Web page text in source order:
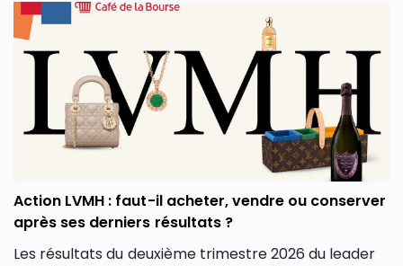
d’affaires, marge opérationnelle et surtout
génération de cash. Conséquence directe, le groupe
a relevé l’intégralité de ses objectifs pour l’année.
Alors que le groupe aéronautique et de défense
français est récompensé en Bourse pour ses bons
résultats du premier semestre 2026, faut-il en
profiter et investir en Bourse dans l’action Safran
(SAF) ? L’action Safran fait-elle partie des meilleures
actions PEA aujourd’hui ? Faut-il l’ajouter aux
meilleurs Compte-Titres Ordinaires ? Découvrez
l’analyse de l’action Safran.
Action LVMH : faut-il acheter, vendre ou conserver
après ses derniers résultats ?
Les résultats du deuxième trimestre 2026 du leader